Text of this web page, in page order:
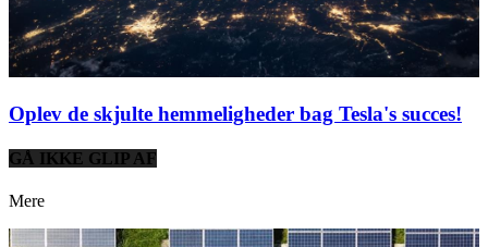
Oplev de skjulte hemmeligheder bag Tesla's succes!
GÅ IKKE GLIP AF
Mere